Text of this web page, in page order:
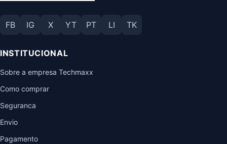
FB IG X YT PT LI TK
INSTITUCIONAL
Sobre a empresa Techmaxx
Como comprar
Seguranca
Envio
Pagamento